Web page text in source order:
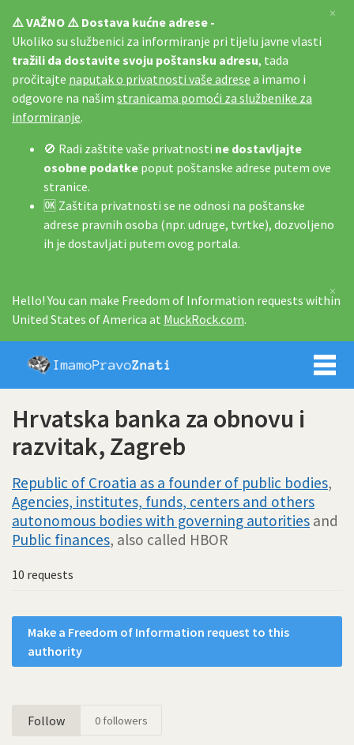
⚠️ VAŽNO ⚠️ Dostava kućne adrese -
Ukoliko su službenici za informiranje pri tijelu javne vlasti
tražili da dostavite svoju poštansku adresu, tada
pročitajte naputak o privatnosti vaše adrese a imamo i
odgovore na našim stranicama pomoći za službenike za
informiranje.
🚫 Radi zaštite vaše privatnosti ne dostavljajte
osobne podatke poput poštanske adrese putem ove
stranice.
🆗 Zaštita privatnosti se ne odnosi na poštanske
adrese pravnih osoba (npr. udruge, tvrtke), dozvoljeno
ih je dostavljati putem ovog portala.
×
Hello! You can make Freedom of Information requests within
United States of America at MuckRock.com.
×
Imamo
Hrvatska banka za obnovu i
razvitak, Zagreb
Republic of Croatia as a founder of public bodies,
Agencies, institutes, funds, centers and others
autonomous bodies with governing autorities and
Public finances, also called HBOR
10 requests
Make a Freedom of Information request to this
authority
Follow 0followers